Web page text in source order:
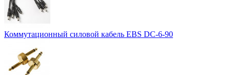
Коммутационный силовой кабель EBS DC-6-90